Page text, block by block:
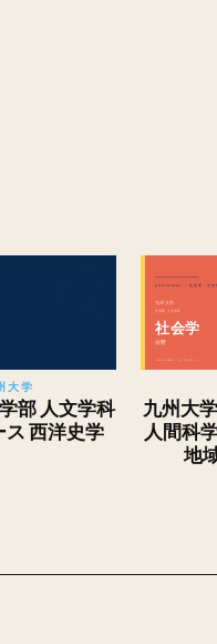
大学
部 人文学科
西洋史学
九州大
人間科
地